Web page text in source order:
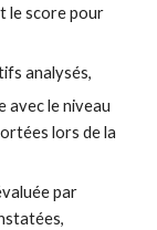
le score pour
analysés,
avec le niveau
lors de la
par